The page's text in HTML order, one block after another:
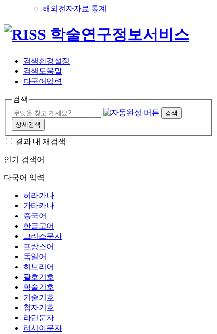
해외전자자료 통계
검색환경설정
검색도움말
다국어입력
검색
검색
상세검색
결과 내 재검색
인기 검색어
다국어 입력
히라가나
가타카나
중국어
한글고어
그리스문자
프랑스어
독일어
히브리어
괄호기호
학술기호
기술기호
첨자기호
라틴문자
러시아문자